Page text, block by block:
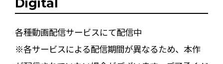
Digital
各種動画配信サービスにて配信中
※各サービスによる配信期間が異なるため、本作